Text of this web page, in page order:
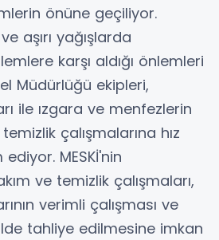
önüne geçiliyor.
aşırı yağışlarda
karşı aldığı önlemleri
Müdürlüğü ekipleri,
ile ızgara ve menfezlerin
çalışmalarına hız
MESKİ'nin
ve temizlik çalışmaları,
verimli çalışması ve
tahliye edilmesine imkan